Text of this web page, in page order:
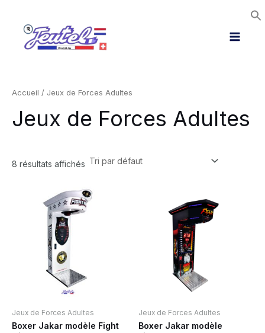
contenu
Main
Menu
Accueil / Jeux de Forces Adultes
Jeux de Forces Adultes
8 résultats affichés
Jeux de Forces Adultes
Boxer Jakar modèle Fight
Jeux de Forces Adultes
Boxer Jakar modèle